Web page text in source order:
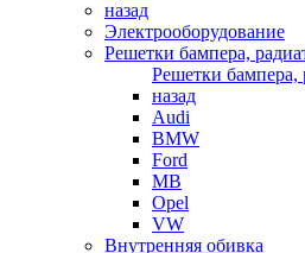
назад
Электрооборудование
Решетки бампера,
Решетки бампера,
назад
Audi
BMW
Ford
MB
Opel
VW
Внутренняя обивка